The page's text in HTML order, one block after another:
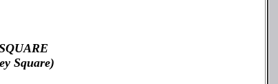
Square)